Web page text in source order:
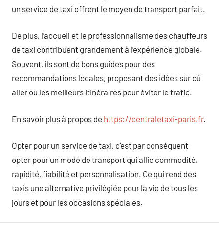
un service de taxi offrent le moyen de transport parfait.
De plus, l’accueil et le professionnalisme des chauffeurs
de taxi contribuent grandement à l’expérience globale.
Souvent, ils sont de bons guides pour des
recommandations locales, proposant des idées sur où
aller ou les meilleurs itinéraires pour éviter le trafic.
En savoir plus à propos de https://centraletaxi-paris.fr.
Opter pour un service de taxi, c’est par conséquent
opter pour un mode de transport qui allie commodité,
rapidité, fiabilité et personnalisation. Ce qui rend des
taxis une alternative privilégiée pour la vie de tous les
jours et pour les occasions spéciales.